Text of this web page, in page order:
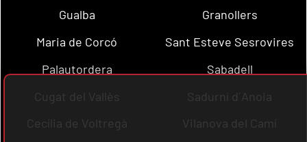
Gualba
Granollers
Maria de Corcó
Sant Esteve Sesrovires
Palautordera
Sabadell
Cugat del Vallès
Sadurní d´Anoia
Cecília de Voltregà
Vilanova del Camí